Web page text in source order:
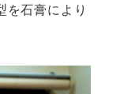
を石膏により